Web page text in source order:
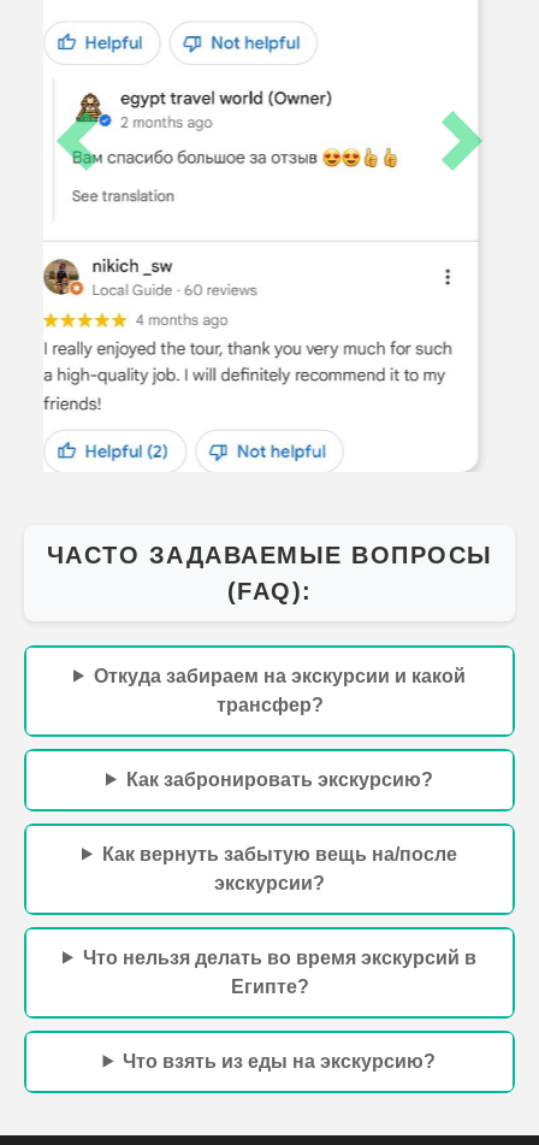
Откуда забираем на экскурсии и какой
трансфер?
Как забронировать экскурсию?
Что нельзя делать во время экскурсий в
Египте?
Что взять из еды на экскурсию?
Egypttravel world.com
иконку удобного для Вас мессенджера и напишите нам]
Бронируйте онлайн любые экскурсии на курортах
Египта Горящие предложения, цены ниже чем у гида в
отеле и постоянные акции,Экскурсии в Египте в
Хургаде, Шарм-эль-Шейхе и Марса-Аламе.
ЗАБРОНИРУЙТЕ В
МЕССЕНДЖЕРЕ
Внимание!
Оплата наличными долларами в трансфере,
египетскими фунтами курс уточняйте у менеджера.